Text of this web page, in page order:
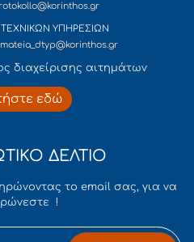
ΥΠΗΡΕΣΙΩΝ
διαχείρισης αιτημάτων
εδώ
ΔΕΛΤΙΟ
το email σας, για να
!